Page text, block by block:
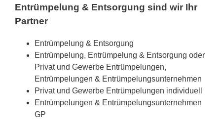
Entrümpelung & Entsorgung sind wir Ihr
Partner
Entrümpelung & Entsorgung
Entrümpelung, Entrümpelung & Entsorgung oder
Privat und Gewerbe Entrümpelungen,
Entrümpelungen & Entrümpelungsunternehmen
Privat und Gewerbe Entrümpelungen individuell
Entrümpelungen & Entrümpelungsunternehmen
GP